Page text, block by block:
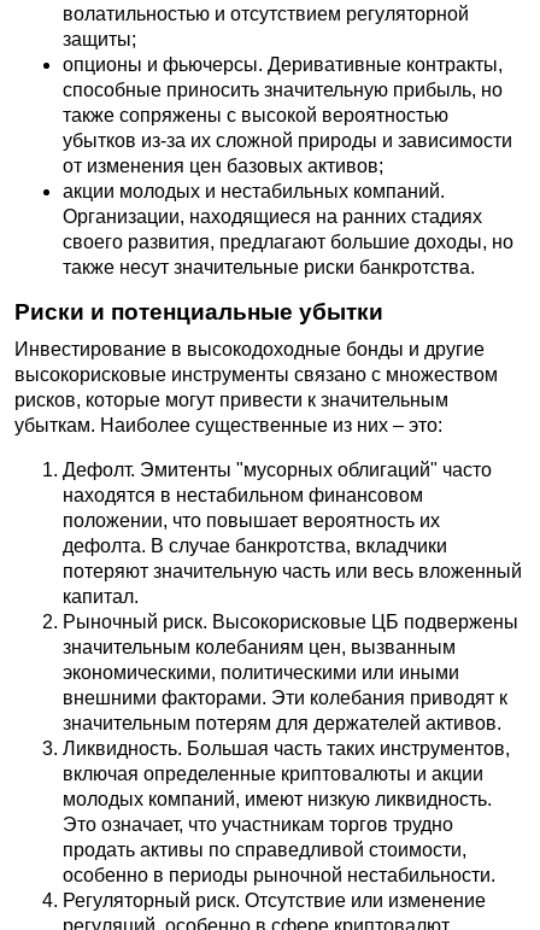
волатильностью и отсутствием регуляторной
защиты;
опционы и фьючерсы. Деривативные контракты,
способные приносить значительную прибыль, но
также сопряжены с высокой вероятностью
убытков из-за их сложной природы и зависимости
от изменения цен базовых активов;
акции молодых и нестабильных компаний.
Организации, находящиеся на ранних стадиях
своего развития, предлагают большие доходы, но
также несут значительные риски банкротства.
Риски и потенциальные убытки
Инвестирование в высокодоходные бонды и другие
высокорисковые инструменты связано с множеством
рисков, которые могут привести к значительным
убыткам. Наиболее существенные из них – это:
Дефолт. Эмитенты "мусорных облигаций" часто
находятся в нестабильном финансовом
положении, что повышает вероятность их
дефолта. В случае банкротства, вкладчики
потеряют значительную часть или весь вложенный
капитал.
Рыночный риск. Высокорисковые ЦБ подвержены
значительным колебаниям цен, вызванным
экономическими, политическими или иными
внешними факторами. Эти колебания приводят к
значительным потерям для держателей активов.
Ликвидность. Большая часть таких инструментов,
включая определенные криптовалюты и акции
молодых компаний, имеют низкую ликвидность.
Это означает, что участникам торгов трудно
продать активы по справедливой стоимости,
особенно в периоды рыночной нестабильности.
Регуляторный риск. Отсутствие или изменение
регуляций, особенно в сфере криптовалют,